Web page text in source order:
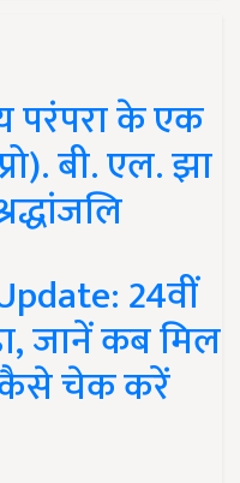
परंपरा के एक
बी. एल. झा
24वीं
जानें कब मिल
कैसे चेक करें